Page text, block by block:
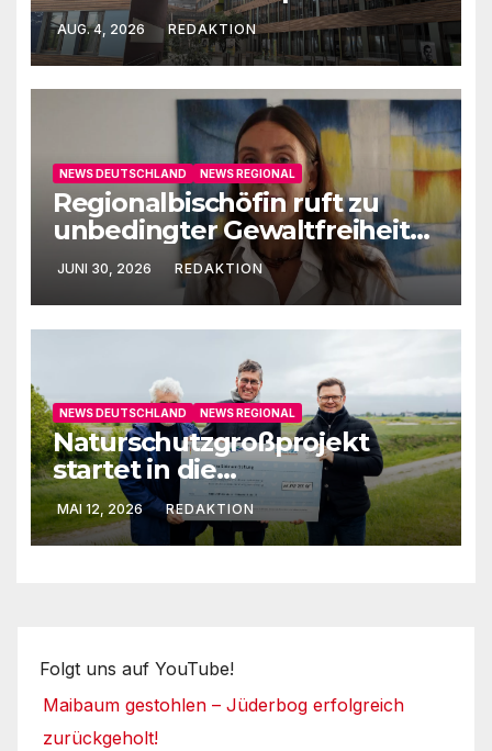
AUG. 4, 2026 REDAKTION
NEWS DEUTSCHLAND NEWS REGIONAL
Regionalbischöfin ruft zu
unbedingter Gewaltfreiheit
auf
JUNI 30, 2026 REDAKTION
NEWS DEUTSCHLAND NEWS REGIONAL
Naturschutzgroßprojekt
startet in die
Umsetzungsphase
MAI 12, 2026 REDAKTION
Folgt uns auf YouTube!
Maibaum gestohlen – Jüderbog erfolgreich
zurückgeholt!